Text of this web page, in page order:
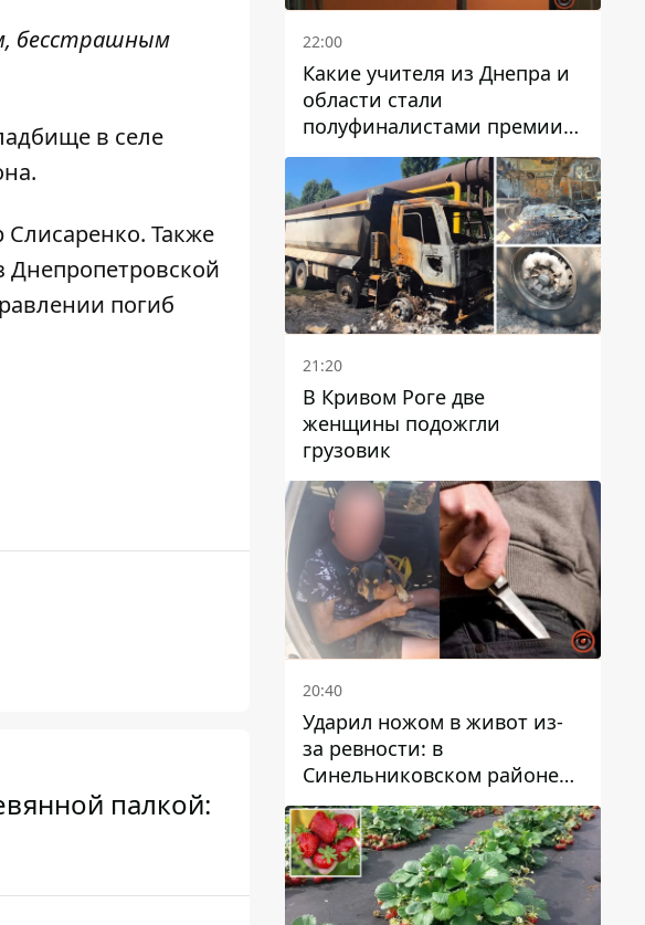
бесстрашным
в селе
Слисаренко. Также
Днепропетровской
погиб
палкой:
22:00
Какие учителя из Днепра и
области стали
полуфиналистами премии
Global Teacher Prize Ukraine
2026
21:20
В Кривом Роге две
женщины подожгли
грузовик
20:40
Ударил ножом в живот из-
за ревности: в
Синельниковском районе
задержали 49-летнего
мужчину за убийство